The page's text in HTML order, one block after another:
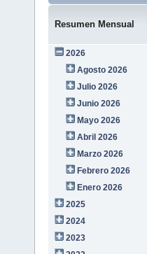
Resumen Mensual
2026
Agosto 2026
Julio 2026
Junio 2026
Mayo 2026
Abril 2026
Marzo 2026
Febrero 2026
Enero 2026
2025
2024
2023